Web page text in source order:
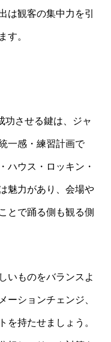
は観客の集中力を引
す。
功させる鍵は、ジャ
一感・練習計画で
ハウス・ロッキン・
魅力があり、会場や
とで踊る側も観る側
いものをバランスよ
ーションチェンジ、
を持たせましょう。